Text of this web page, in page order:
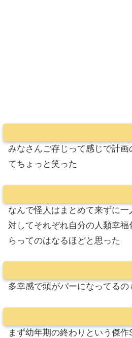
みなさんご存じって感じで計画
てちょっと笑った
なんで怪人はまとめて来ずに一
対してそれぞれ自分の人類幸
らってのはなるほどと思った
多幸感で頭がパーになってるの
まず幼年期の終わりという傑作